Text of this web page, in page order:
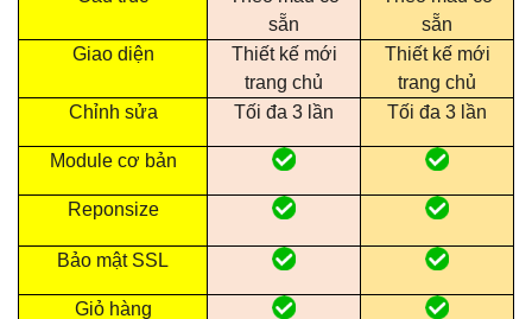
sẵn
sẵn
Giao diện
Thiết kế mới
trang chủ
Thiết kế mới
trang chủ
Chỉnh sửa
Tối đa 3 lần Tối đa 3 lần
Module cơ bản
Reponsize
Bảo mật SSL
Giỏ hàng